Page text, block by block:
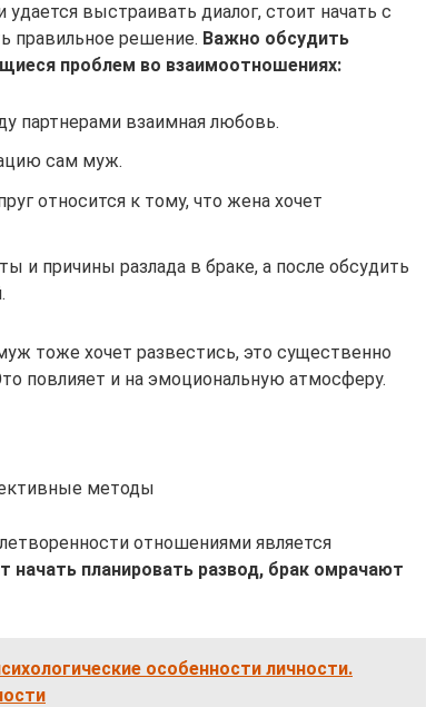
выстраивать диалог, стоит начать с
правильное решение. Важно обсудить
проблем во взаимоотношениях:
партнерами взаимная любовь.
сам муж.
относится к тому, что жена хочет
и причины разлада в браке, а после обсудить
тоже хочет развестись, это существенно
повлияет и на эмоциональную атмосферу.
методы
отношениями является
начать планировать развод, брак омрачают
особенности личности.